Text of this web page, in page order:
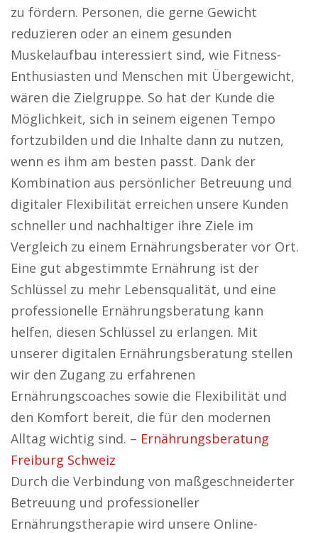
zu fördern. Personen, die gerne Gewicht
reduzieren oder an einem gesunden
Muskelaufbau interessiert sind, wie Fitness-
Enthusiasten und Menschen mit Übergewicht,
wären die Zielgruppe. So hat der Kunde die
Möglichkeit, sich in seinem eigenen Tempo
fortzubilden und die Inhalte dann zu nutzen,
wenn es ihm am besten passt. Dank der
Kombination aus persönlicher Betreuung und
digitaler Flexibilität erreichen unsere Kunden
schneller und nachhaltiger ihre Ziele im
Vergleich zu einem Ernährungsberater vor Ort.
Eine gut abgestimmte Ernährung ist der
Schlüssel zu mehr Lebensqualität, und eine
professionelle Ernährungsberatung kann
helfen, diesen Schlüssel zu erlangen. Mit
unserer digitalen Ernährungsberatung stellen
wir den Zugang zu erfahrenen
Ernährungscoaches sowie die Flexibilität und
den Komfort bereit, die für den modernen
Alltag wichtig sind. – Ernährungsberatung
Freiburg Schweiz
Durch die Verbindung von maßgeschneiderter
Betreuung und professioneller
Ernährungstherapie wird unsere Online-